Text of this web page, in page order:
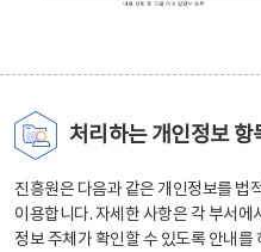
처리하는 개인정보 항
진흥원은 다음과 같은 개인정보를 법
이용합니다. 자세한 사항은 각 부서
정보 주체가 확인할 수 있도록 안내를